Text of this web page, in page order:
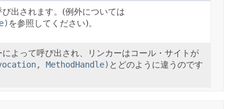
出されます。(例外については
を参照してください)。
よって呼び出され、リンカーはコール・サイトが
MethodHandle) とどのように違うのです